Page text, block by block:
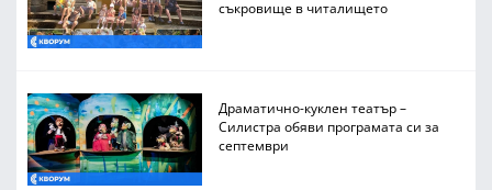
съкровище в читалището
Драматично-куклен театър –
Силистра обяви програмата си за
септември